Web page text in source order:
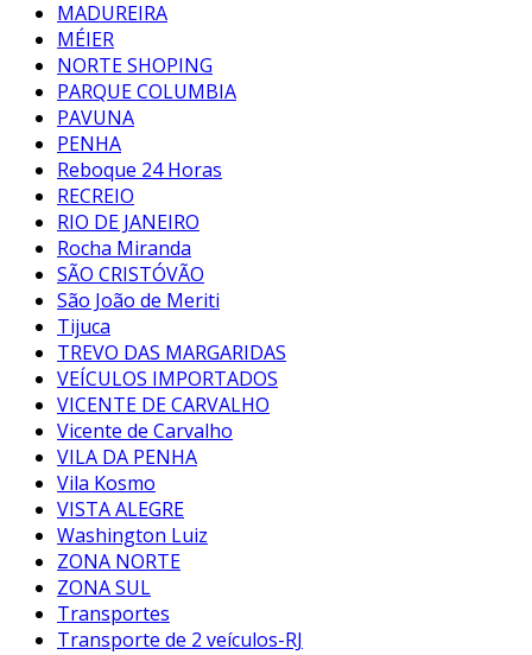
MADUREIRA
MÉIER
NORTE SHOPING
PARQUE COLUMBIA
PAVUNA
PENHA
Reboque 24 Horas
RECREIO
RIO DE JANEIRO
Rocha Miranda
SÃO CRISTÓVÃO
São João de Meriti
Tijuca
TREVO DAS MARGARIDAS
VEÍCULOS IMPORTADOS
VICENTE DE CARVALHO
Vicente de Carvalho
VILA DA PENHA
Vila Kosmo
VISTA ALEGRE
Washington Luiz
ZONA NORTE
ZONA SUL
Transportes
Transporte de 2 veículos-RJ